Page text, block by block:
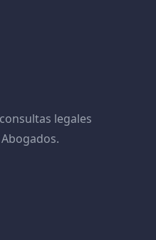
legales